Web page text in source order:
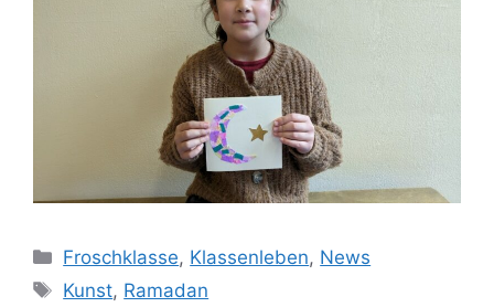
Kategorien
Froschklasse, Klassenleben, News
Schlagwörter
Kunst, Ramadan